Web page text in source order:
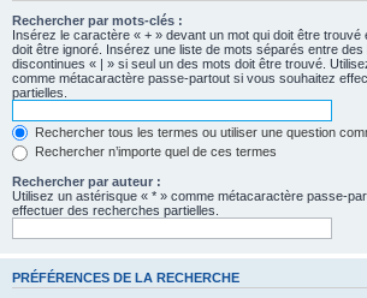
Rechercher par mots-clés :
Insérez le caractère « + » devant un mot qui doit être trouvé
doit être ignoré. Insérez une liste de mots séparés entre
discontinues « | » si seul un des mots doit être trouvé.
comme métacaractère passe-partout si vous souhaitez
partielles.
Rechercher tous les termes ou utiliser une question
Rechercher n’importe quel de ces termes
Rechercher par auteur :
Utilisez un astérisque « * » comme métacaractère passe-
effectuer des recherches partielles.
PRÉFÉRENCES DE LA RECHERCHE